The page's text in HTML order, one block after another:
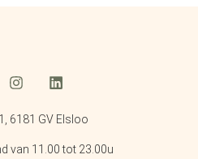
6181 GV Elsloo
van 11.00 tot 23.00u